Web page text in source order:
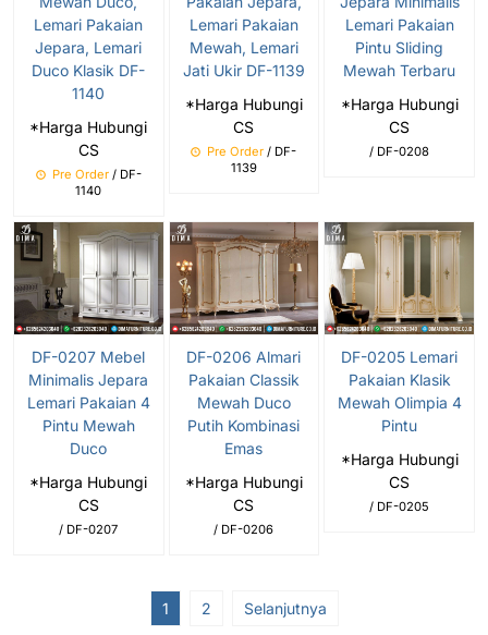
Lemari Pakaian
Jepara, Lemari
Duco Klasik DF-
1140
*Harga Hubungi
CS
Pre Order/ DF-
1140
Lemari Pakaian
Mewah, Lemari
Jati Ukir DF-1139
*Harga Hubungi
CS
Pre Order / DF-
1139
Lemari Pakaian
Pintu Sliding
Mewah Terbaru
*Harga Hubungi
CS
/ DF-0208
DF-0207 Mebel
Minimalis Jepara
Lemari Pakaian 4
Pintu Mewah
Duco
*Harga Hubungi
CS
/ DF-0207
DF-0206 Almari
Pakaian Classik
Mewah Duco
Putih Kombinasi
Emas
*Harga Hubungi
CS
/ DF-0206
DF-0205 Lemari
Pakaian Klasik
Mewah Olimpia 4
Pintu
*Harga Hubungi
CS
/ DF-0205
1 2 Selanjutnya